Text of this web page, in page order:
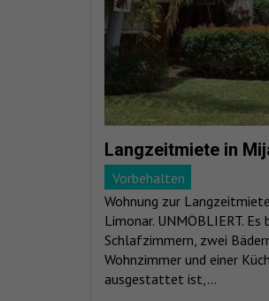
Langzeitmiete in
Vorbehalten
Wohnung zur
Limonar. UNMÖBLIERT.
Schlafzimmern, zwei
Wohnzimmer und einer
ausgestattet ist,...